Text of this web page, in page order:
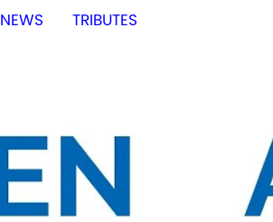
NEWS TRIBUTES